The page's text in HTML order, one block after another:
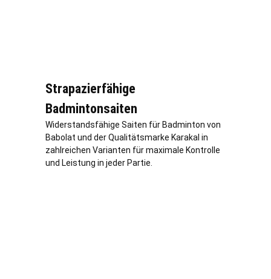
Strapazierfähige
Badmintonsaiten
Widerstandsfähige Saiten für Badminton von
Babolat und der Qualitätsmarke Karakal in
zahlreichen Varianten für maximale Kontrolle
und Leistung in jeder Partie.